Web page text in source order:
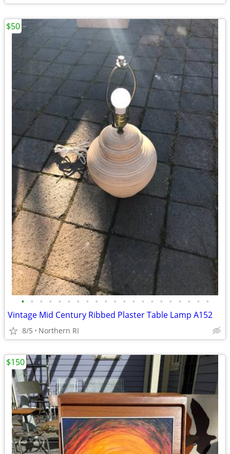
• • • • • • • • • • • • • • • • • • • • •
Vintage Mid Century Ribbed Plaster Table Lamp A152
8/5 Northern RI
$50
$150